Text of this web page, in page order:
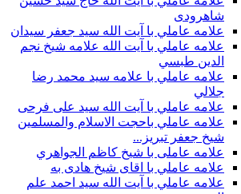
شاهرودی
علامه عاملي با آیت الله سید جعفر سيدان
علامه عاملي با آیت الله علامه شيخ نجم
الدين طبسي
علامه عاملي با علامه سيد محمد رضا
جلالي
علامه عاملي با آيت الله سید علی فرحی
علامه عاملي باحجت الاسلام والمسلمين
شیخ جعفر تبریز...
علامه عاملی با شيخ كاظم الجواهري
علامه عاملي با اقای شیخ هادی به
علامه عاملي با آیت الله سید احمد علم